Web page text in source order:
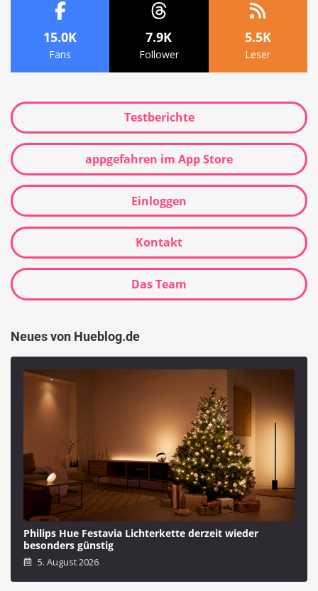
15.0K
Fans
7.9K
Follower
5.5K
Leser
Testberichte
appgefahren im App Store
Einloggen
Kontakt
Das Team
Neues von Hueblog.de
Philips Hue Festavia Lichterkette derzeit wieder
besonders günstig
5. August 2026